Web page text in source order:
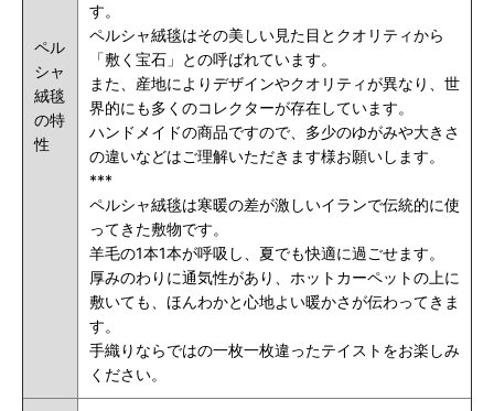
ペル
シャ
絨毯
の特
性
す。
ペルシャ絨毯はその美しい見た目とクオリティから
「敷く宝石」との呼ばれています。
また、産地によりデザインやクオリティが異なり、世
界的にも多くのコレクターが存在しています。
ハンドメイドの商品ですので、多少のゆがみや大きさ
の違いなどはご理解いただきます様お願いします。
***
ペルシャ絨毯は寒暖の差が激しいイランで伝統的に使
ってきた敷物です。
羊毛の1本1本が呼吸し、夏でも快適に過ごせます。
厚みのわりに通気性があり、ホットカーペットの上に
敷いても、ほんわかと心地よい暖かさが伝わってきま
す。
手織りならではの一枚一枚違ったテイストをお楽しみ
ください。